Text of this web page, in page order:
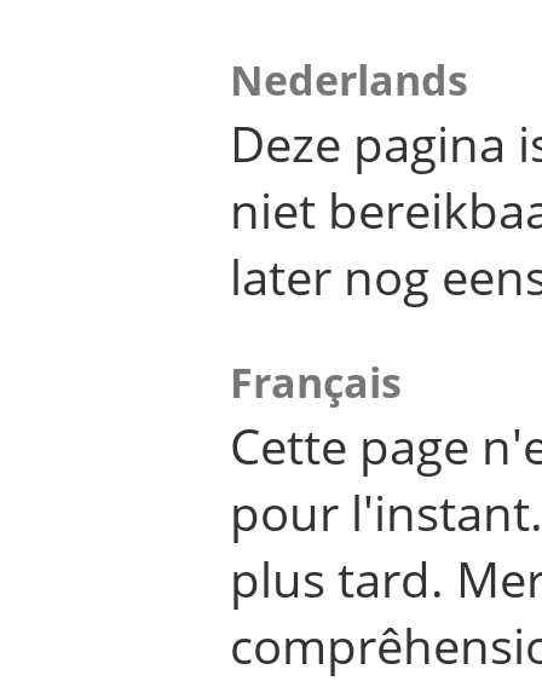
Nederlands
Deze pagina
niet
later nog
Français
Cette page
pour
plus tard.